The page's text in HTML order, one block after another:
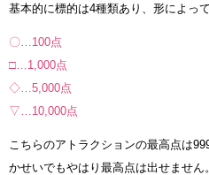
基本的に標的は4種類あり、形によっ
〇…100点
□…1,000点
◇…5,000点
▽…10,000点
こちらのアトラクションの最高点は
かせいでもやはり最高点は出せません。